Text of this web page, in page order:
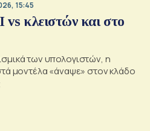
15:45
vs κλειστών και στο
των υπολογιστών, η
μοντέλα «άναψε» στον κλάδο